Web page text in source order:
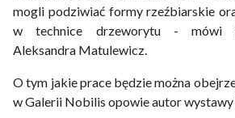
mogli podziwiać formy rzeźbiarskie
w technice drzeworytu - mówi
Aleksandra Matulewicz.
O tym jakie prace będzie można
w Galerii Nobilis opowie autor wystawy